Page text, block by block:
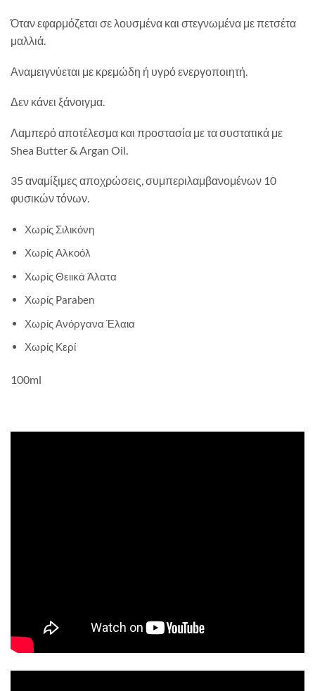
Όταν εφαρμόζεται σε λουσμένα και στεγνωμένα με πετσέτα
μαλλιά.
Αναμειγνύεται με κρεμώδη ή υγρό ενεργοποιητή.
Δεν κάνει ξάνοιγμα.
Λαμπερό αποτέλεσμα και προστασία με τα συστατικά με
Shea Butter & Argan Oil.
35 αναμίξιμες αποχρώσεις, συμπεριλαμβανομένων 10
φυσικών τόνων.
Χωρίς Σιλικόνη
Χωρίς Αλκοόλ
Χωρίς Θειικά Άλατα
Χωρίς Paraben
Χωρίς Ανόργανα Έλαια
Χωρίς Κερί
100ml